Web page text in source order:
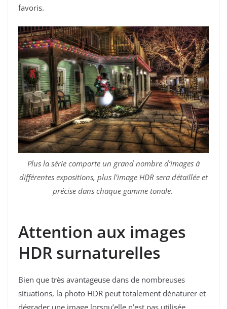
favoris.
Plus la série comporte un grand nombre d’images à
différentes expositions, plus l’image HDR sera détaillée et
précise dans chaque gamme tonale.
Attention aux images
HDR surnaturelles
Bien que très avantageuse dans de nombreuses
situations, la photo HDR peut totalement dénaturer et